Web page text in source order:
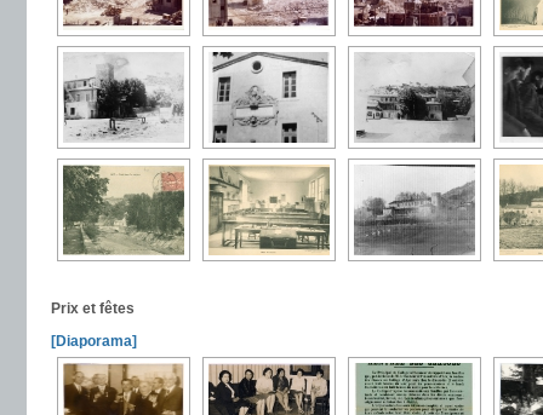
Prix et fêtes
[Diaporama]